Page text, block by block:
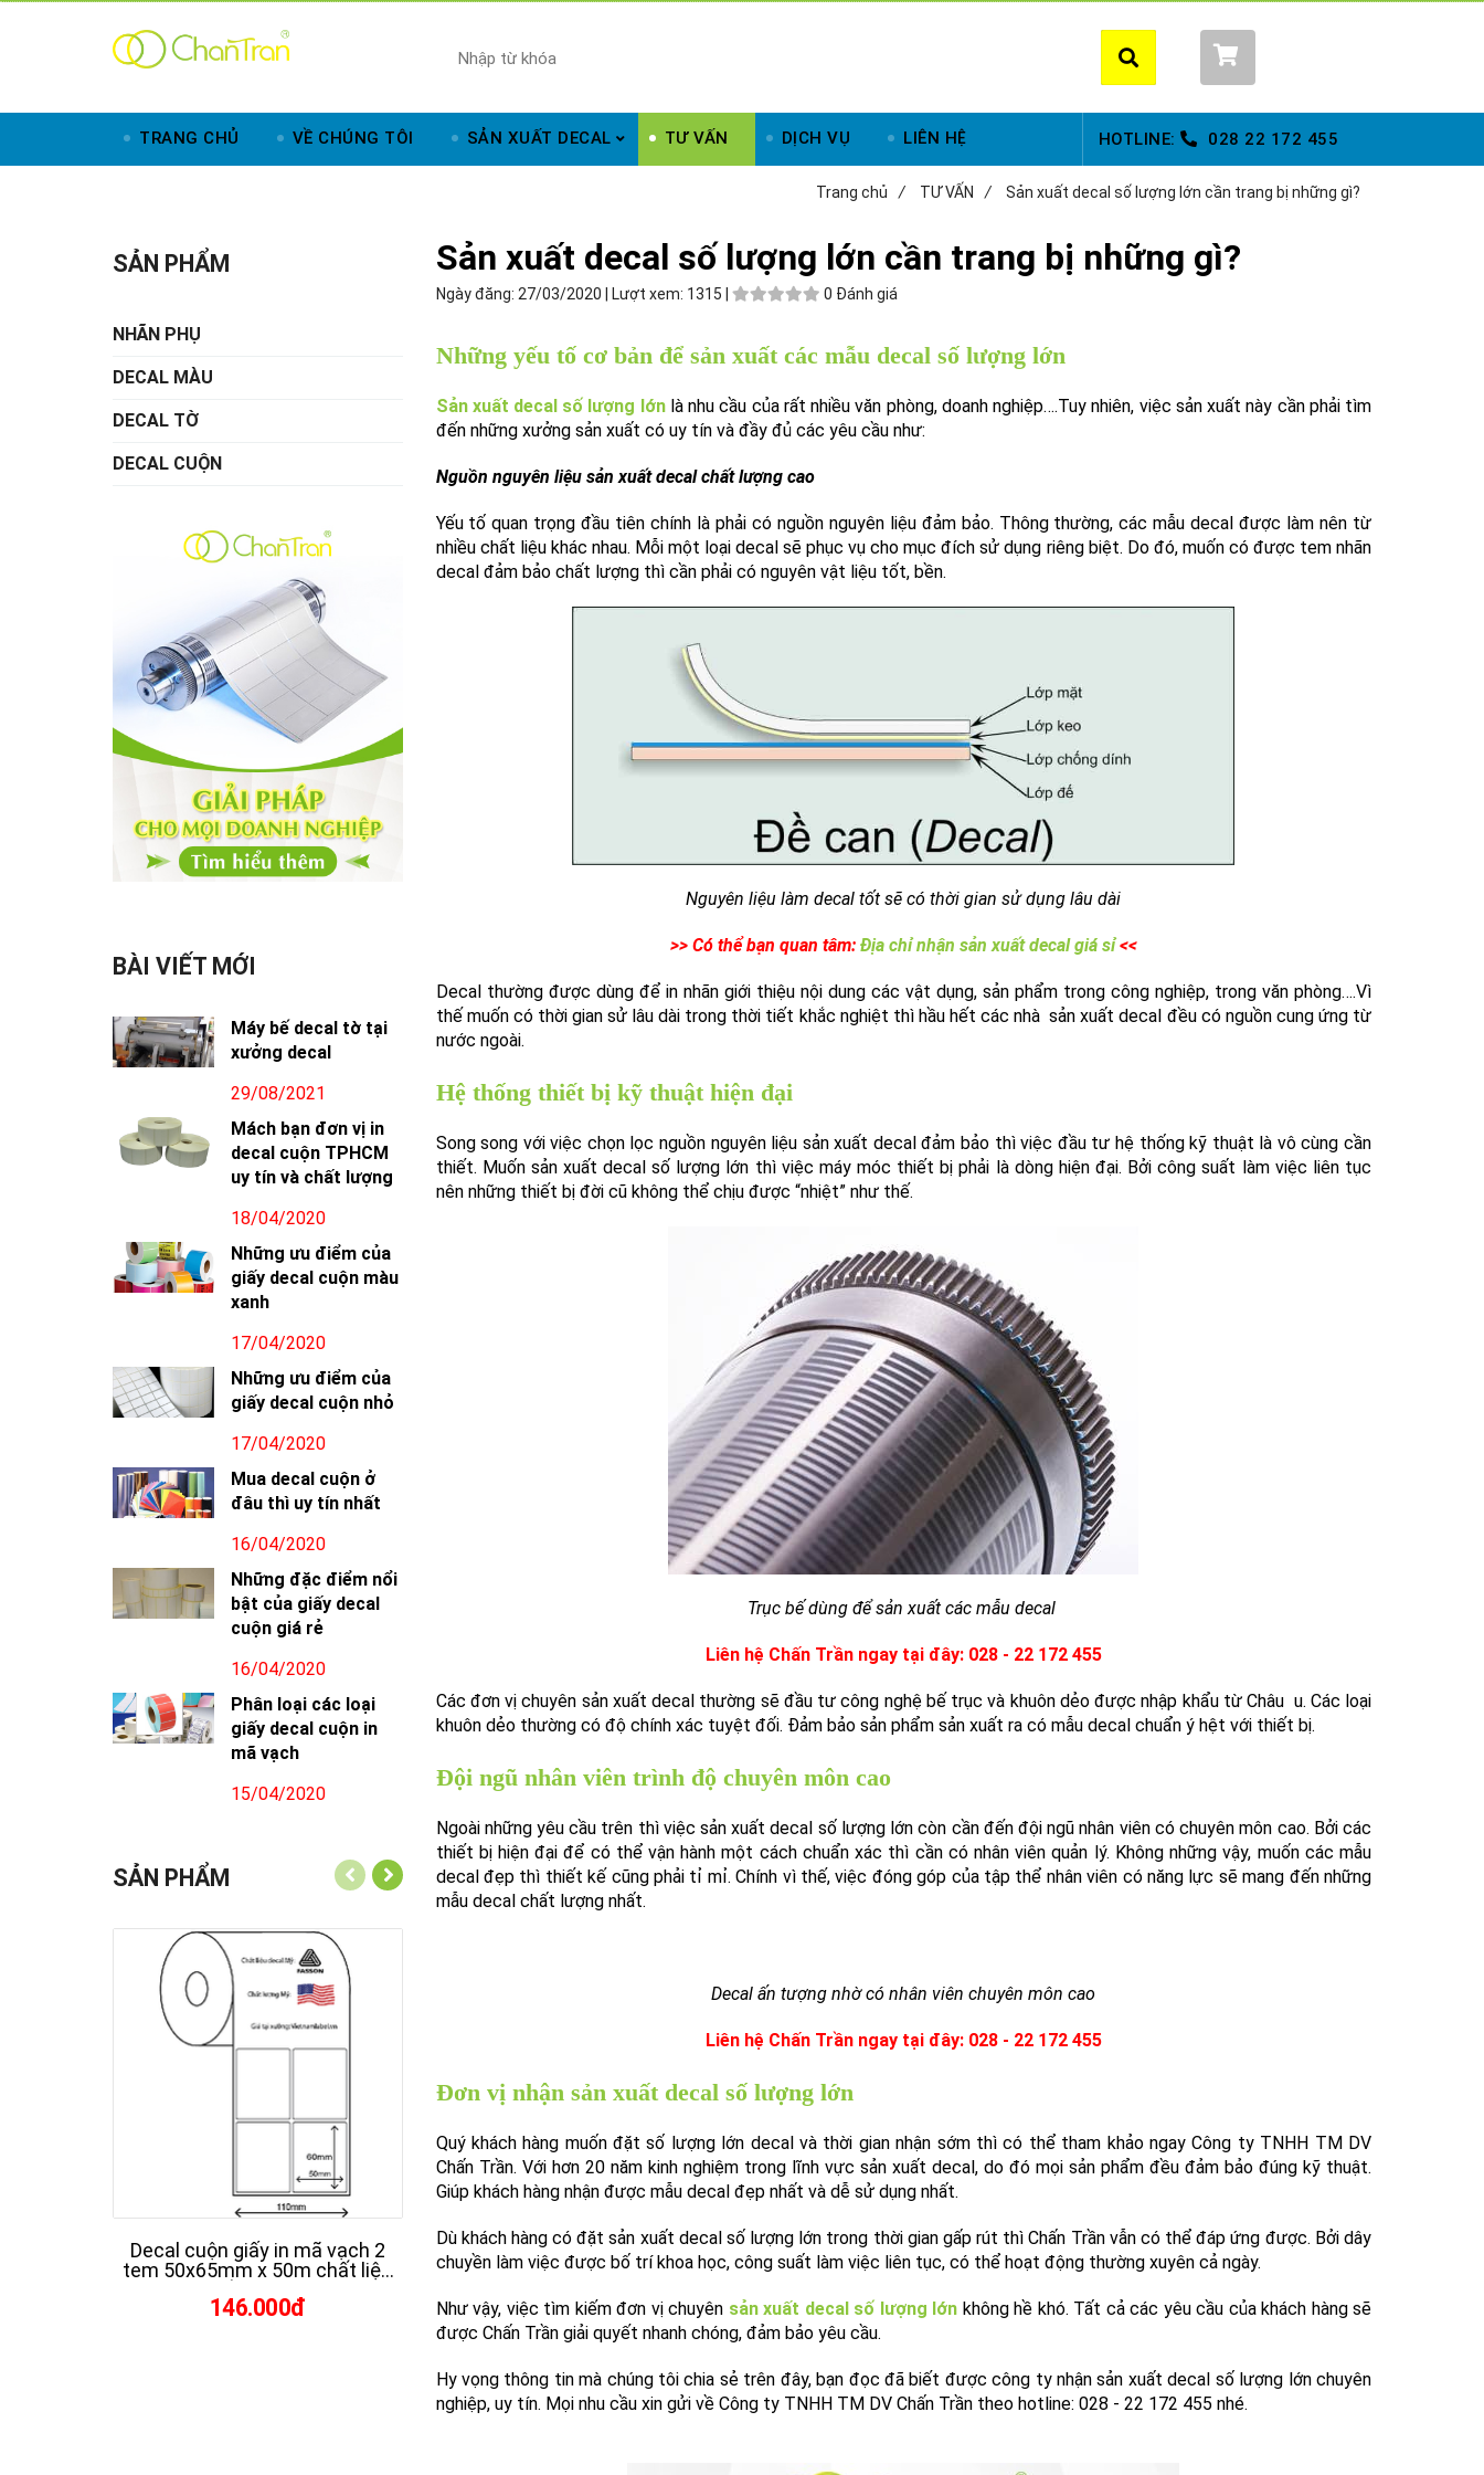
TRANG CHỦ VỀ CHÚNG TÔI SẢN XUẤT DECAL TƯ VẤN DỊCH VỤ LIÊN HỆ HOTLINE: 028 22 172 455
Trang chủ / TƯ VẤN / Sản xuất decal số lượng lớn cần trang bị những gì?
Sản xuất decal số lượng lớn cần trang bị những gì?
Ngày đăng: 27/03/2020 | Lượt xem: 1315 | 0 Đánh giá
Những yếu tố cơ bản để sản xuất các mẫu decal số lượng lớn
Sản xuất decal số lượng lớnlà nhu cầu của rất nhiều văn phòng, doanh nghiệp….Tuy nhiên, việc sản xuất này cần phải tìm
đến những xưởng sản xuất có uy tín và đầy đủ các yêu cầu như:
Nguồn nguyên liệu sản xuất decal chất lượng cao
Yếu tố quan trọng đầu tiên chính là phải có nguồn nguyên liệu đảm bảo. Thông thường, các mẫu decal được làm nên từ
nhiều chất liệu khác nhau. Mỗi một loại decal sẽ phục vụ cho mục đích sử dụng riêng biệt. Do đó, muốn có được tem nhãn
decal đảm bảo chất lượng thì cần phải có nguyên vật liệu tốt, bền.
Nguyên liệu làm decal tốt sẽ có thời gian sử dụng lâu dài
>> Có thể bạn quan tâm: Địa chỉ nhận sản xuất decal giá sỉ<<
Decal thường được dùng để in nhãn giới thiệu nội dung các vật dụng, sản phẩm trong công nghiệp, trong văn phòng….Vì
thế muốn có thời gian sử lâu dài trong thời tiết khắc nghiệt thì hầu hết các nhà sản xuất decal đều có nguồn cung ứng từ
nước ngoài.
Hệ thống thiết bị kỹ thuật hiện đại
Song song với việc chọn lọc nguồn nguyên liệu sản xuất decal đảm bảo thì việc đầu tư hệ thống kỹ thuật là vô cùng cần
thiết. Muốn sản xuất decal số lượng lớn thì việc máy móc thiết bị phải là dòng hiện đại. Bởi công suất làm việc liên tục
nên những thiết bị đời cũ không thể chịu được “nhiệt” như thế.
Trục bế dùng để sản xuất các mẫu decal
Liên hệ Chấn Trần ngay tại đây: 028 - 22 172 455
Các đơn vị chuyên sản xuất decal thường sẽ đầu tư công nghệ bế trục và khuôn dẻo được nhập khẩu từ Châu u. Các loại
khuôn dẻo thường có độ chính xác tuyệt đối. Đảm bảo sản phẩm sản xuất ra có mẫu decal chuẩn ý hệt với thiết bị.
Đội ngũ nhân viên trình độ chuyên môn cao
Ngoài những yêu cầu trên thì việc sản xuất decal số lượng lớn còn cần đến đội ngũ nhân viên có chuyên môn cao. Bởi các
thiết bị hiện đại để có thể vận hành một cách chuẩn xác thì cần có nhân viên quản lý. Không những vậy, muốn các mẫu
decal đẹp thì thiết kế cũng phải tỉ mỉ. Chính vì thế, việc đóng góp của tập thể nhân viên có năng lực sẽ mang đến những
mẫu decal chất lượng nhất.
SẢN PHẨM
NHÃN PHỤ
DECAL MÀU
DECAL TỜ
DECAL CUỘN
BÀI VIẾT MỚI
Máy bế decal tờ tại
xưởng decal
29/08/2021
Mách bạn đơn vị in
decal cuộn TPHCM
uy tín và chất lượng
18/04/2020
Những ưu điểm của
giấy decal cuộn màu
xanh
17/04/2020
Những ưu điểm của
giấy decal cuộn nhỏ
17/04/2020
Mua decal cuộn ở
đâu thì uy tín nhất
16/04/2020
Những đặc điểm nổi
bật của giấy decal
cuộn giá rẻ
16/04/2020
Phân loại các loại
giấy decal cuộn in
mã vạch
15/04/2020
SẢN PHẨM
Decal cuộn giấy in mã vạch 2
tem 50x65mm x 50m chất liệu
xưởng vietnamlabel.vn
146.000đ
Decal cuộn giấy in mã vạch 2
tem 52x25mm x 50m chất liệu
xưởng vietnamlabel.vn
146.000đ
Decal cuộn giấy in mã vạch 2
tem 50x90mm x 50m, bo góc
146.000đ